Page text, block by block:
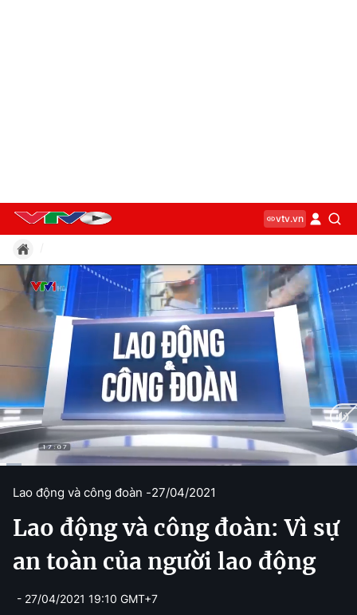
vtv.vn
n
r
i
Lao động và công đoàn -27/04/2021
Lao động và công đoàn: Vì sự
an toàn của người lao động
- 27/04/2021 19:10 GMT+7